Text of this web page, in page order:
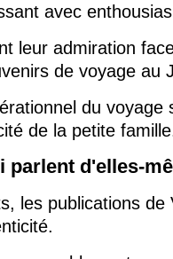
avec
leur admiration
de voyage au
du
de la petite
parlent d'elles-
les publications